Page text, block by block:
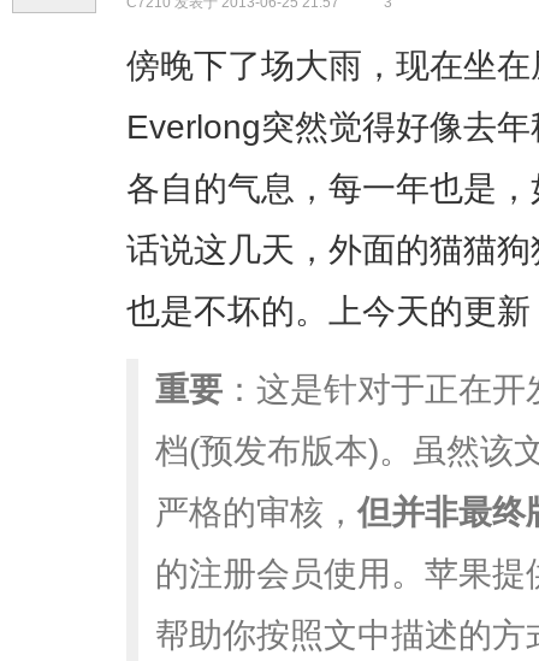
傍晚下了场大雨，现在坐
Everlong突然觉得好像去
各自的气息，每一年也是
话说这几天，外面的猫猫
也是不坏的。上今天的更
重要 ：这是针对于正在
档(预发布版本)。虽然该
严格的审核，但并非最终
的注册会员使用。苹果
帮助你按照文中描述的